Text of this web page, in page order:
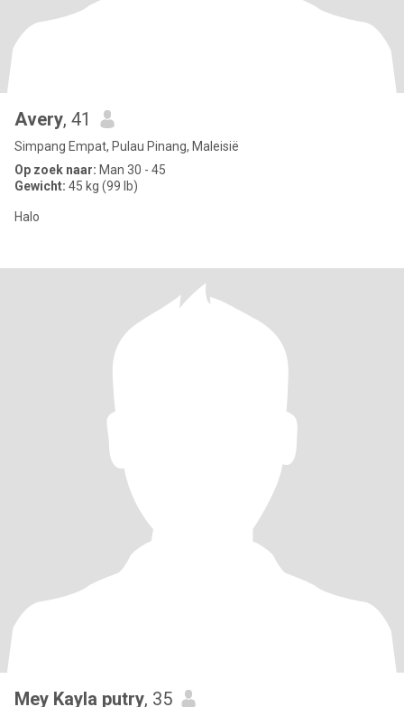
Avery, 41
Simpang Empat, Pulau Pinang, Maleisië
Op zoek naar: Man 30 - 45
Gewicht: 45 kg (99 lb)
Halo
Mey Kayla putry, 35